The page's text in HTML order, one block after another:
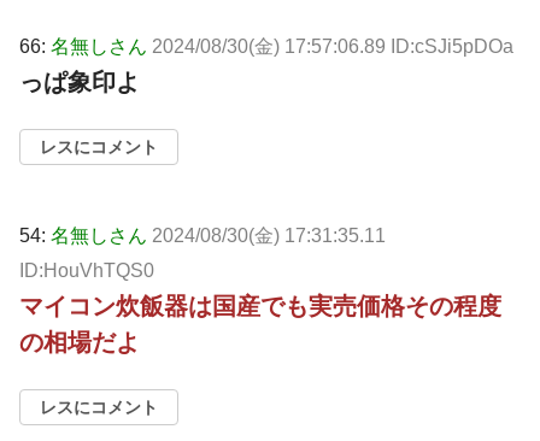
66: 名無しさん 2024/08/30(金) 17:57:06.89 ID:cSJi5pDOa
っぱ象印よ
レスにコメント
54: 名無しさん 2024/08/30(金) 17:31:35.11
ID:HouVhTQS0
マイコン炊飯器は国産でも実売価格その程度
の相場だよ
レスにコメント